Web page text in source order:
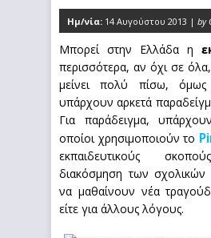
Ημ/νία: 14 Αυγούστου 2013 | by
Μπορεί στην Ελλάδα η
περισσότερα, αν όχι σε
μείνει πολύ πίσω, όμως
υπάρχουν αρκετά
Για παράδειγμα,
οποίοι χρησιμοποιούν το
εκπαιδευτικούς
διακόσμηση των σχολικών
να μαθαίνουν νέα
είτε για άλλους λόγους.